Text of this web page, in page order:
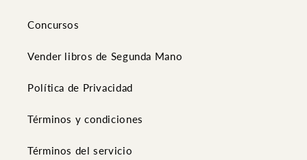
Concursos
Vender libros de Segunda Mano
Política de Privacidad
Términos y condiciones
Términos del servicio